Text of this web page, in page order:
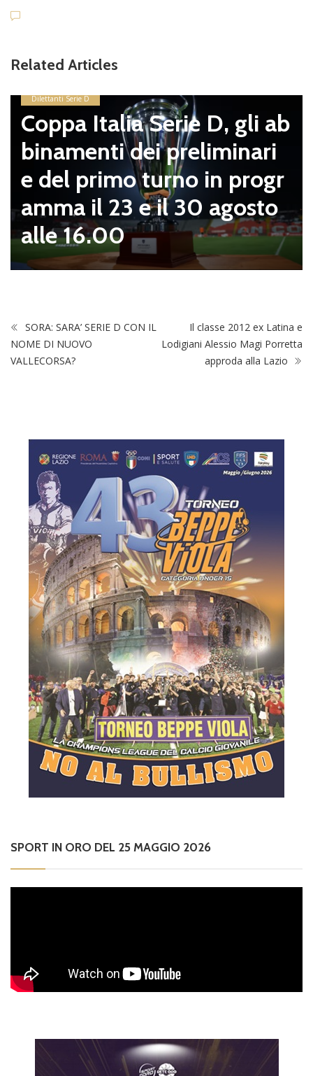
Related Articles
Dilettanti Serie D
Coppa Italia Serie D, gli ab
binamenti dei preliminari
e del primo turno in progr
amma il 23 e il 30 agosto
alle 16.00
SORA: SARA’ SERIE D CON IL
NOME DI NUOVO
VALLECORSA?
Il classe 2012 ex Latina e
Lodigiani Alessio Magi Porretta
approda alla Lazio
SPORT IN ORO DEL 25 MAGGIO 2026